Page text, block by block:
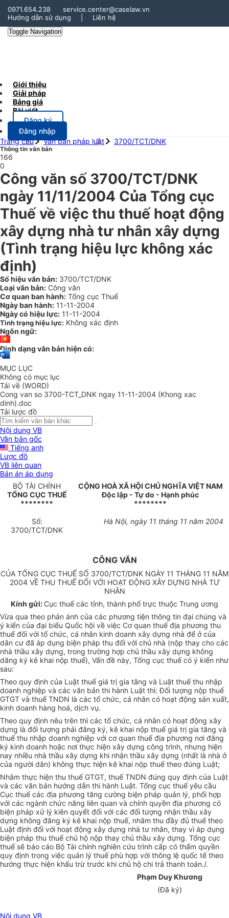
0971.654.238
service.center@caselaw.vn
Hướng dẫn sử dụng
Liên hệ
Toggle Navigation
Giới thiệu
Giải pháp
Bảng giá
Bài viết
Đăng ký
Đăng nhập
Trang chủ
Văn bản pháp luật 3700/TCT/DNK
Thông tin văn bản
166
0
Công văn số 3700/TCT/DNK
ngày 11/11/2004 Của Tổng cục
Thuế về việc thu thuế hoạt động
xây dựng nhà tư nhân xây dựng
(Tình trạng hiệu lực không xác
định)
Số hiệu văn bản: 3700/TCT/DNK
Loại văn bản: Công văn
Cơ quan ban hành: Tổng cục Thuế
Ngày ban hành: 11-11-2004
Ngày có hiệu lực: 11-11-2004
Tình trạng hiệu lực: Không xác định
Ngôn ngữ:
Định dạng văn bản hiện có:
MỤC LỤC
Không có mục lục
Tải về (WORD)
Cong van so 3700-TCT_DNK ngay 11-11-2004 (Khong xac
dinh).doc
Tải lược đồ
Nội dung VB
Văn bản gốc
Tiếng anh
Lược đồ
VB liên quan
Bản án áp dụng
BỘ TÀI CHÍNH
TỔNG CỤC THUẾ
********
CỘNG HOÀ XÃ HỘI CHỦ NGHĨA VIỆT NAM
Độc lập - Tự do - Hạnh phúc
********
Số:
3700/TCT/DNK
Hà Nội, ngày 11 tháng 11 năm 2004
CÔNG VĂN
CỦA TỔNG CỤC THUẾ SỐ 3700/TCT/DNK NGÀY 11 THÁNG 11 NĂM
2004 VỀ THU THUẾ ĐỐI VỚI HOẠT ĐỘNG XÂY DỰNG NHÀ TƯ
NHÂN
Kính gửi: Cục thuế các tỉnh, thành phố trực thuộc Trung ương
Vừa qua theo phản ánh của các phương tiện thông tin đại chúng và
ý kiến của đại biểu Quốc hội về việc Cơ quan thuế địa phương thu
thuế đối với tổ chức, cá nhân kinh doanh xây dựng nhà để ở của
dân cư đã áp dụng biện pháp thu đối với chủ nhà (nộp thay cho các
nhà thầu xây dựng, trong trường hợp chủ thầu xây dựng không
dăng ký kê khai nộp thuế), Vấn đề này, Tổng cục thuế có ý kiến như
sau:
Theo quy định của Luật thuế giá trị gia tăng và Luật thuế thu nhập
doanh nghiệp và các văn bản thi hành Luật thì: Đối tượng nộp thuế
GTGT và thuế TNDN là các tổ chức, cá nhân có hoạt động sản xuất,
kinh doanh hàng hoá, dịch vụ.
Theo quy định nêu trên thì các tổ chức, cá nhân có hoạt động xây
dựng là đối tượng phải đăng ký, kê khai nộp thuế giá trị gia tăng và
thuế thu nhập doanh nghiệp với cơ quan thuế địa phương nơi đăng
ký kinh doanh hoặc nơi thực hiện xây dựng công trình, nhưng hiện
nay nhiều nhà thầu xây dựng khi nhận thầu xây dựng (nhất là nhà ở
của người dân) không thực hiện kê khai nộp thuế theo đúng Luật;
Nhằm thực hiện thu thuế GTGT, thuế TNDN đúng quy định của Luật
và các văn bản hướng dẫn thi hành Luật. Tổng cục thuế yêu cầu
Cục thuế các địa phương tăng cường biện pháp quản lý, phối hợp
với các ngành chức năng liên quan và chính quyền địa phương có
biện pháp xử lý kiên quyết đối với các đối tượng nhận thầu xây
dựng không đăng ký kê khai nộp thuế, nhằm thu đầy đủ thuế theo
Luật định đối với hoạt động xây dựng nhà tư nhân, thay vì áp dụng
biện pháp thu thuế chủ hộ nộp thay chủ thầu xây dựng. Tổng cục
thuế sẽ báo cáo Bộ Tài chính nghiên cứu trình cấp có thẩm quyền
quy định trong việc quản lý thuế phù hợp với thông lệ quốc tế theo
hướng thực hiện khấu trừ trước khi chủ hộ chi trả thanh toán./.
Phạm Duy Khương
(Đã ký)
Nội dung VB